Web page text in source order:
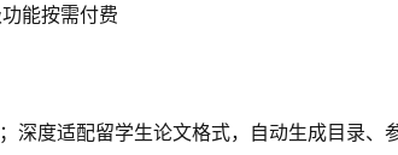
能按需付费
度适配留学生论文格式，自动生成目录、